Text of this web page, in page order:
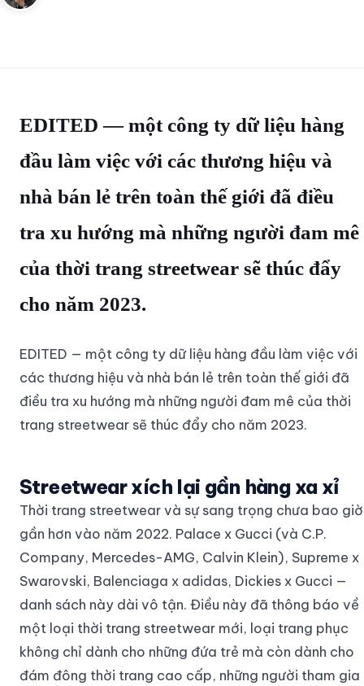
EDITED — một công ty dữ liệu hàng
đầu làm việc với các thương hiệu và
nhà bán lẻ trên toàn thế giới đã điều
tra xu hướng mà những người đam mê
của thời trang streetwear sẽ thúc đẩy
cho năm 2023.
EDITED — một công ty dữ liệu hàng đầu làm việc với
các thương hiệu và nhà bán lẻ trên toàn thế giới đã
điều tra xu hướng mà những người đam mê của thời
trang streetwear sẽ thúc đẩy cho năm 2023.
Streetwear xích lại gần hàng xa xỉ
Thời trang streetwear và sự sang trọng chưa bao giờ
gần hơn vào năm 2022. Palace x Gucci (và C.P.
Company, Mercedes-AMG, Calvin Klein), Supreme x
Swarovski, Balenciaga x adidas, Dickies x Gucci —
danh sách này dài vô tận. Điều này đã thông báo về
một loại thời trang streetwear mới, loại trang phục
không chỉ dành cho những đứa trẻ mà còn dành cho
đám đông thời trang cao cấp, những người tham gia